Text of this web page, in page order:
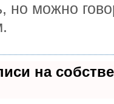
но можно
на